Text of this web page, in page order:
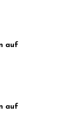
auf
auf